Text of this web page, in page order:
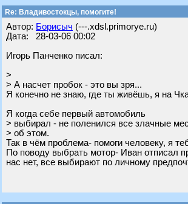
Re: Владивостокцы, помогите!
Автор: Борисыч (---.xdsl.primorye.ru)
Дата: 28-03-06 00:02
Игорь Панченко писал:
>
> А насчет пробок - это вы зря...
Я конечно не знаю, где ты живёшь, я на
Я когда себе первый автомобиль
> выбирал - не поленился все злачные
> об этом.
Так в чём проблема- помоги человеку, я
По поводу выбрать мотор- Иван отписал
нас нет, все выбирают по личному